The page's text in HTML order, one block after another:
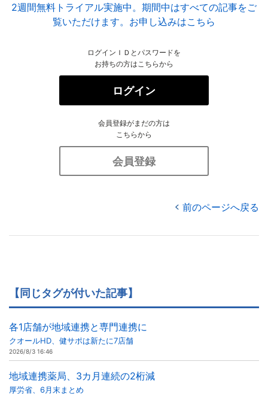
2週間無料トライアル実施中。期間中はすべての記事をご
覧いただけます。お申し込みはこちら
ログインＩＤとパスワードを
お持ちの方はこちらから
ログイン
会員登録がまだの方は
こちらから
会員登録
前のページへ戻る
【同じタグが付いた記事】
各1店舗が地域連携と専門連携に
クオールHD、健サポは新たに7店舗
2026/8/3 16:46
地域連携薬局、3カ月連続の2桁減
厚労省、6月末まとめ